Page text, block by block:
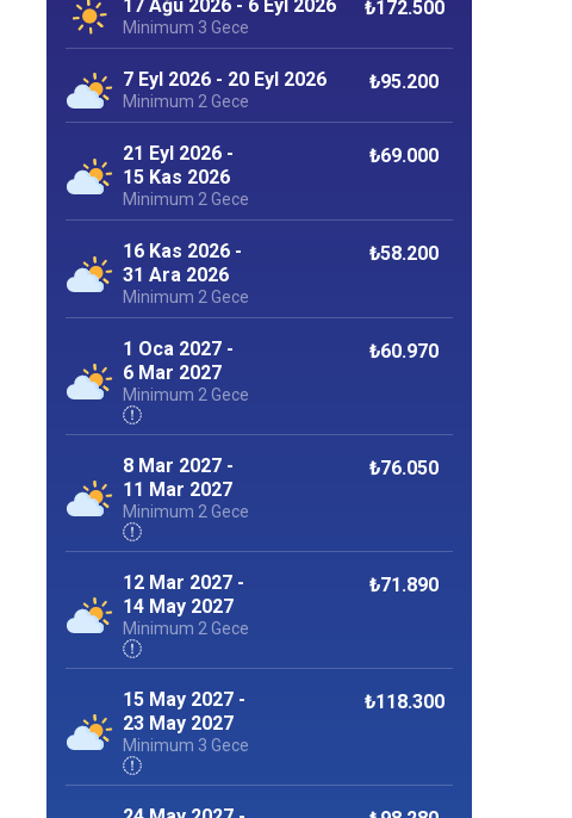
17 Ağu 2026 - 6 Eyl 2026
Minimum 3 Gece
₺172.500
7 Eyl 2026 - 20 Eyl 2026
Minimum 2 Gece
₺95.200
21 Eyl 2026 -
15 Kas 2026
Minimum 2 Gece
₺69.000
16 Kas 2026 -
31 Ara 2026
Minimum 2 Gece
₺58.200
1 Oca 2027 -
6 Mar 2027
Minimum 2 Gece
₺60.970
8 Mar 2027 -
11 Mar 2027
Minimum 2 Gece
₺76.050
12 Mar 2027 -
14 May 2027
Minimum 2 Gece
₺71.890
15 May 2027 -
23 May 2027
Minimum 3 Gece
₺118.300